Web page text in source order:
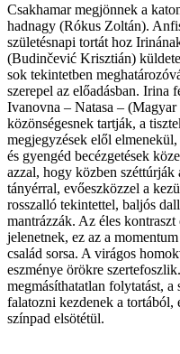
Csakhamar megjönnek a
hadnagy (Rókus Zoltán).
születésnapi tortát hoz
(Budinčević Krisztián)
sok tekintetben
szerepel az előadásban. Irina
Ivanovna – Natasa –
közönségesnek tartják, a
megjegyzések elől
és gyengéd becézgetések
azzal, hogy közben széttúrják
tányérral, evőeszközzel a
rosszalló tekintettel, baljós
mantrázzák. Az éles
jelenetnek, ez az a
család sorsa. A virágos
eszménye örökre
megmásíthatatlan folytatást,
falatozni kezdenek a tortából,
színpad elsötétül.